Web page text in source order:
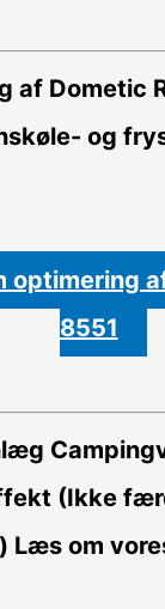
af Dometic
og
optimering
8551
(Ikke
Læs om